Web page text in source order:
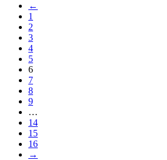
←
1
2
3
4
5
6
7
8
9
…
14
15
16
→